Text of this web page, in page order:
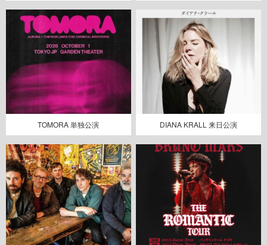
TOMORA 単独公演 DIANA KRALL 来日公演